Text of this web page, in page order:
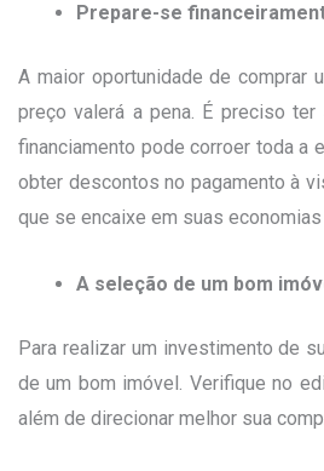
Prepare-se
A maior oportunidade de comprar
preço valerá a pena. É preciso
financiamento pode corroer toda a
obter descontos no pagamento à
que se encaixe em suas
A seleção de um bom
Para realizar um investimento de
de um bom imóvel. Verifique no
além de direcionar melhor sua